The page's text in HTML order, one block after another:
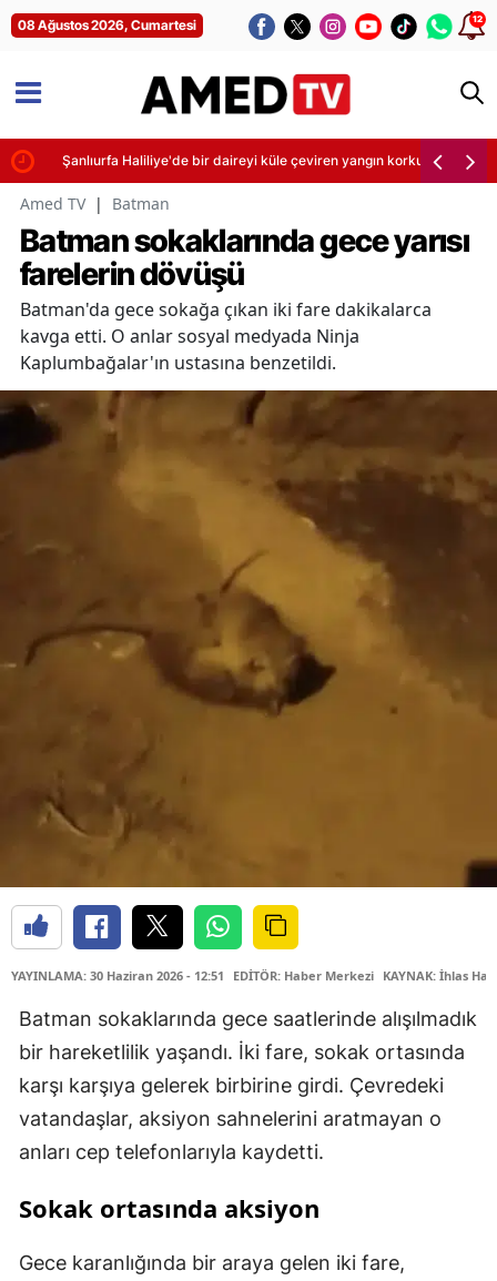
08 Ağustos 2026, Cumartesi 12
Şanlıurfa Haliliye'de bir daireyi küle çeviren yangın korkuttu
Amed TV | Batman
Batman sokaklarında gece yarısı
farelerin dövüşü
Batman'da gece sokağa çıkan iki fare dakikalarca
kavga etti. O anlar sosyal medyada Ninja
Kaplumbağalar'ın ustasına benzetildi.
YAYINLAMA: 30 Haziran 2026 - 12:51 EDİTÖR: Haber Merkezi KAYNAK: İhlas
Batman sokaklarında gece saatlerinde alışılmadık
bir hareketlilik yaşandı. İki fare, sokak ortasında
karşı karşıya gelerek birbirine girdi. Çevredeki
vatandaşlar, aksiyon sahnelerini aratmayan o
anları cep telefonlarıyla kaydetti.
Sokak ortasında aksiyon
Gece karanlığında bir araya gelen iki fare,